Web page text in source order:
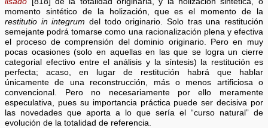
momento sintético de la holización, que es el momento de la
restitutio in integrum del todo originario. Solo tras una restitución
semejante podrá tomarse como una racionalización plena y efectiva
el proceso de comprensión del dominio originario. Pero en muy
pocas ocasiones (solo en aquellas en las que se logra un cierre
categorial efectivo entre el análisis y la síntesis) la restitución es
perfecta; acaso, en lugar de restitución habrá que hablar
únicamente de una reconstrucción, más o menos artificiosa o
convencional. Pero no necesariamente por ello meramente
especulativa, pues su importancia práctica puede ser decisiva por
las novedades que aporta a lo que sería el “curso natural” de
evolución de la totalidad de referencia.